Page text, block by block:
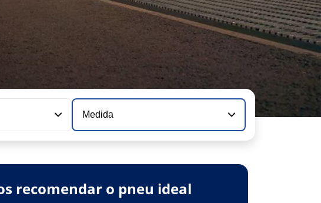
Medida
recomendar o pneu ideal